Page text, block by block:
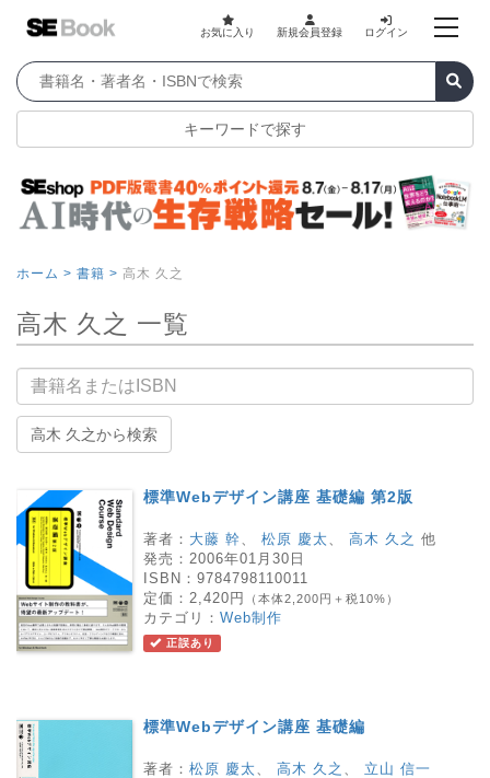
お気に入り 新規会員登録 ログイン
キーワードで探す
ホーム > 書籍 > 高木 久之
高木 久之 一覧
書籍名
高木 久之から検索
標準Webデザイン講座 基礎編 第2版
著者： 大藤 幹 松原 慶太 高木 久之 他
発売： 2006年01月30日
ISBN： 9784798110011
定価： 2,420円 （本体2,200円＋税10%）
カテゴリ： Web制作
正誤あり
標準Webデザイン講座 基礎編
著者： 松原 慶太 高木 久之
立山 信一